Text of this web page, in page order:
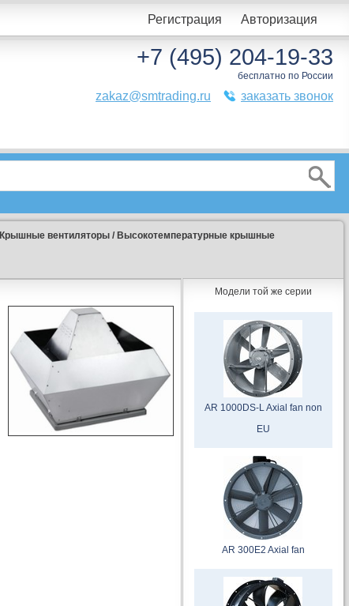
Регистрация Авторизация
+7 (495) 204-19-33
бесплатно по России
zakaz@smtrading.ru заказать звонок
Крышные вентиляторы / Высокотемпературные крышные
Модели той же серии
AR 1000DS-L Axial fan non
EU
AR 300E2 Axial fan